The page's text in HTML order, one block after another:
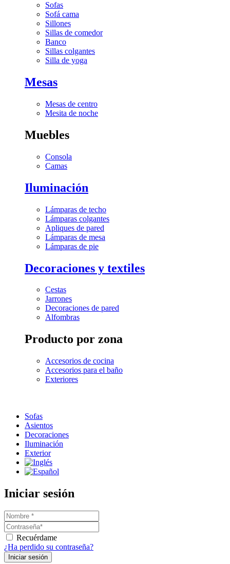
Sofas
Sofá cama
Sillones
Sillas de comedor
Banco
Sillas colgantes
Silla de yoga
Mesas
Mesas de centro
Mesita de noche
Muebles
Consola
Camas
Iluminación
Lámparas de techo
Lámparas colgantes
Apliques de pared
Lámparas de mesa
Lámparas de pie
Decoraciones y textiles
Cestas
Jarrones
Decoraciones de pared
Alfombras
Producto por zona
Accesorios de cocina
Accesorios para el baño
Exteriores
Sofas
Asientos
Decoraciones
Iluminación
Exterior
Iniciar sesión
Recuérdame
¿Ha perdido su contraseña?